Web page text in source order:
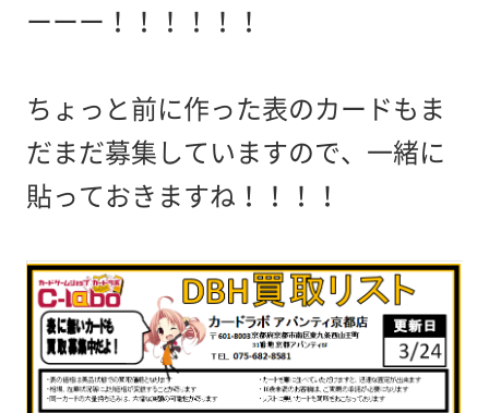
ーーー！！！！！！
ちょっと前に作った表のカードもま
だまだ募集していますので、一緒に
貼っておきますね！！！！